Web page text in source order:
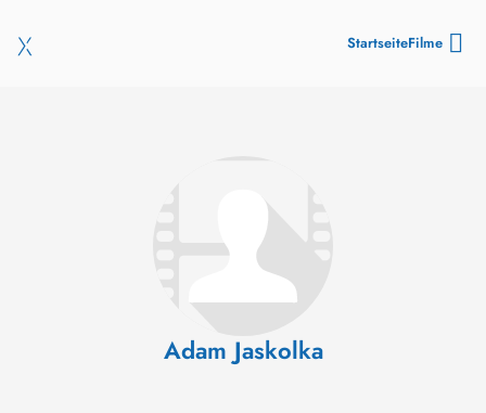
StartseiteFilme
Adam Jaskolka